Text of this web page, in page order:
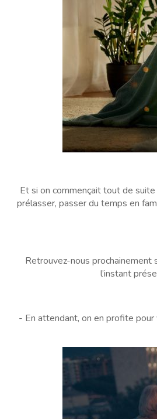
Et si on commençait tout de
prélasser, passer du temps en
Retrouvez-nous
l’instant
- En attendant, on en profite